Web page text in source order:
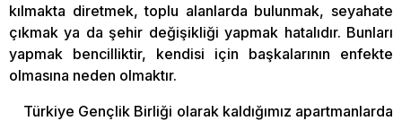
kılmakta diretmek, toplu alanlarda bulunmak, seyahate
çıkmak ya da şehir değişikliği yapmak hatalıdır. Bunları
yapmak bencilliktir, kendisi için başkalarının enfekte
olmasına neden olmaktır.
Türkiye Gençlik Birliği olarak kaldığımız apartmanlarda